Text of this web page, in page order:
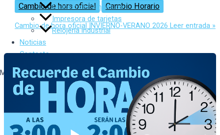
Gestión de Gimnasios
Impresora de tarjetas
Relojería industrial
Noticias
Contacto
Menu
Inicio
Sobre Nosotros
Productos
Control de presencia
Cambio de hora oficial Cambio Horario
Cambio de hora oficial INVIERNO-VERANO 2026 Leer entrada »